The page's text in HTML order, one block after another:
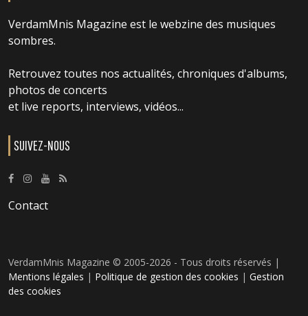
VerdamMnis Magazine est le webzine des musiques
sombres.
Retrouvez toutes nos actualités, chroniques d'albums,
photos de concerts
et live reports, interviews, vidéos...
SUIVEZ-NOUS
Contact
VerdamMnis Magazine © 2005-2026 - Tous droits réservés |
Mentions légales | Politique de gestion des cookies | Gestion
des cookies